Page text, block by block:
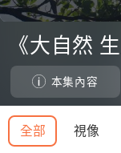
seconds
seconds
《大自然
本集內容
全部 視像